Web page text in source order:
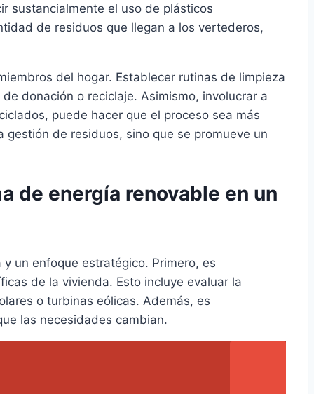
sustancialmente el uso de plásticos
de residuos que llegan a los vertederos,
del hogar. Establecer rutinas de limpieza
donación o reciclaje. Asimismo, involucrar a
puede hacer que el proceso sea más
de residuos, sino que se promueve un
de energía renovable en un
un enfoque estratégico. Primero, es
de la vivienda. Esto incluye evaluar la
o turbinas eólicas. Además, es
las necesidades cambian.